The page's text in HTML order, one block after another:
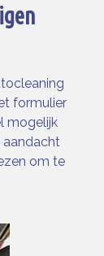
formulier
mogelijk
om te